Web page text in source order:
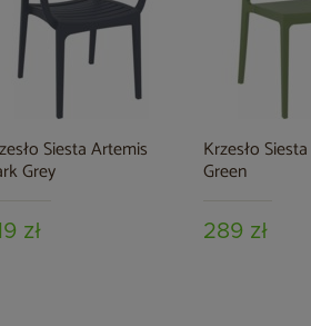
Siesta Artemis
Grey
zł
Krzesło
Green
289 zł